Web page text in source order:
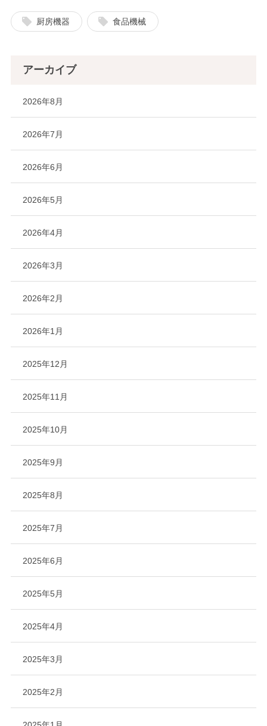
厨房機器 食品機械
アーカイブ
2026年8月
2026年7月
2026年6月
2026年5月
2026年4月
2026年3月
2026年2月
2026年1月
2025年12月
2025年11月
2025年10月
2025年9月
2025年8月
2025年7月
2025年6月
2025年5月
2025年4月
2025年3月
2025年2月